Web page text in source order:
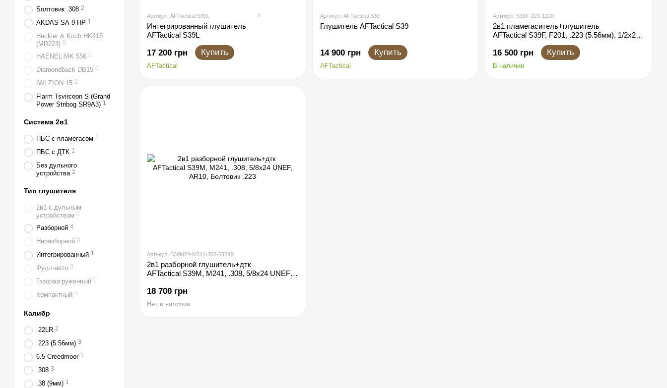
Артикул: AFTactical S39L 4
Интегрированный глушитель
AFTactical S39L
17 200 грн Купить
AFTactical
Артикул: AFTactical S39
Глушитель AFTactical S39
14 900 грн Купить
AFTactical
Артикул: S39F-223-1228
2в1 пламегаситель+глушитель
AFTactical S39F, F201, .223 (5.56мм), 1/2x28
UNEF, AR15 | M4
16 500 грн Купить
В наличии
Артикул: S39M24-M241-308-5824R
2в1 разборной глушитель+дтк
AFTactical S39M, M241, .308, 5/8x24 UNEF,
18 700 грн
Нет в наличии
Болтовик .308 2
AKDAS SA-9 HP 1
Heckler & Koch HK416
(MR223) 0
HAENEL MK 556 0
Diamondback DB15 0
IWI ZION 15 0
Flarm Tsvircoon S (Grand
Power Stribog SR9A3) 1
Система 2в1
ПБС с пламегасом 1
ПБС с ДТК 1
Без дульного
устройства 2
Тип глушителя
2в1 с дульным
устройством 0
Разборной 4
Неразборной 0
Интегрированный 1
Фулл-авто 0
Газоразгруженный 0
Компактный 0
Калибр
.22LR 2
.223 (5.56мм) 3
6.5 Creedmoor 1
.308 3
.38 (9мм) 1